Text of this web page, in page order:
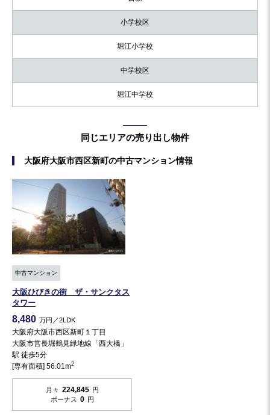
小学校区
堀江小学校
中学校区
堀江中学校
同じエリアの売り出し物件
大阪府大阪市西区新町の中古マンション情報
中古マンション
大阪ひびきの街 ザ・サンクタス
タワー
8,480 万円／2LDK
大阪府大阪市西区新町１丁目
大阪市営長堀鶴見緑地線「西大橋」
駅 徒歩5分
[専有面積] 56.01m2
月々 224,845 円
ボーナス 0 円